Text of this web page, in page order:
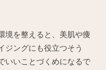
境を整えると、美肌や痩
ジングにも役立つそう
いいことづくめになるで